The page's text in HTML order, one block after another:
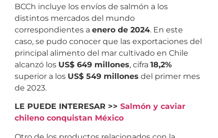
BCCh incluye los envíos de salmón a los
distintos mercados del mundo
correspondientes a enero de 2024. En este
caso, se pudo conocer que las exportaciones del
principal alimento del mar cultivado en Chile
alcanzó los US$ 649 millones, cifra 18,2%
superior a los US$ 549 millones del primer mes
de 2023.
LE PUEDE INTERESAR >> Salmón y caviar
chileno conquistan México